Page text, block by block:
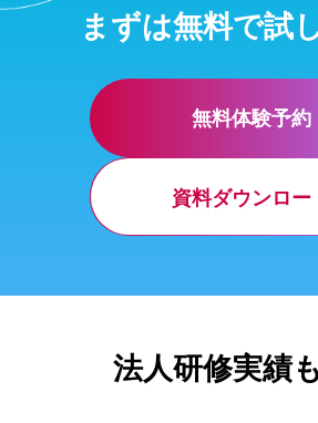
まずは無料で試
無料体験予約
資料ダウンロー
法人研修実績